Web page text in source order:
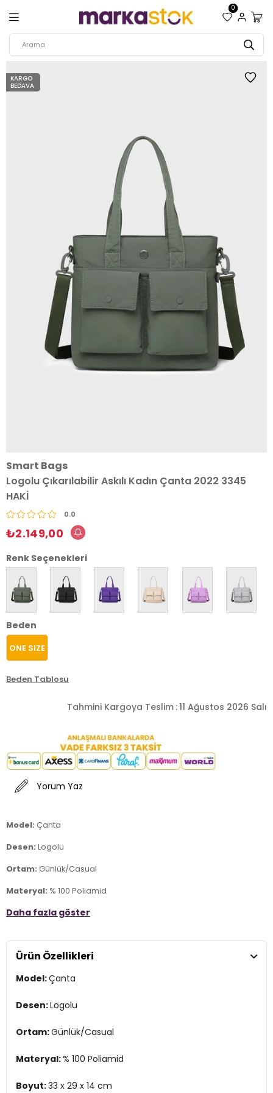
0
KARGO
BEDAVA
Smart Bags
Logolu Çıkarılabilir Askılı Kadın Çanta 2022 3345
HAKİ
0.0
₺2.149,00
Renk Seçenekleri
Beden
ONE SIZE
Beden Tablosu
Tahmini Kargoya Teslim :11 Ağustos 2026 Salı
Yorum Yaz
Model: Çanta
Desen: Logolu
Ortam: Günlük/Casual
Materyal: % 100 Poliamid
Boyut:33 x 29 x 14 cm
Yaş Grubu:Yetişkin
Askı Türü:Sabit saplı , Ayarlanabilir ve Çıkarılabilir Askılı
Menşei:
Türkiye
2DE20223345.65
Daha fazla göster
Ürün Özellikleri
Model:Çanta
Desen:Logolu
Ortam:Günlük/Casual
Materyal:% 100 Poliamid
Boyut:33 x 29 x 14 cm